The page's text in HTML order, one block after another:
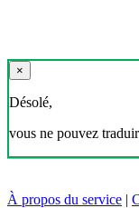
×
Désolé,
vous ne pouvez
À propos du service |